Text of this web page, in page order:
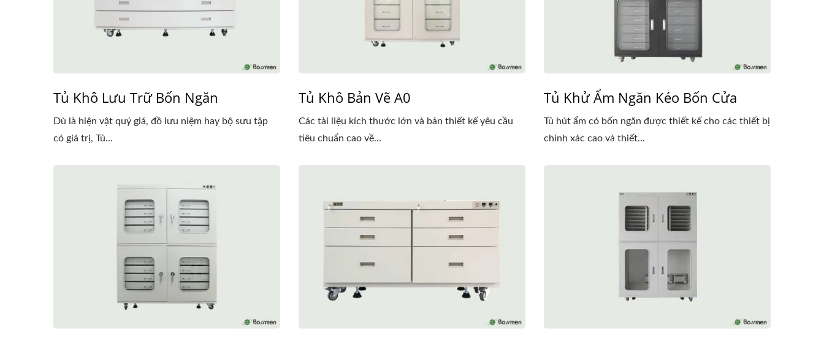
Tủ Khô Lưu Trữ Bốn Ngăn
Dù là hiện vật quý giá, đồ lưu niệm hay bộ sưu tập
có giá trị, Tủ...
Tủ Khô Bản Vẽ A0
Các tài liệu kích thước lớn và bản thiết kế yêu cầu
tiêu chuẩn cao về...
Tủ Khử Ẩm Ngăn Kéo Bốn Cửa
Tủ hút ẩm có bốn ngăn được thiết kế cho các thiết bị
chính xác cao và thiết...